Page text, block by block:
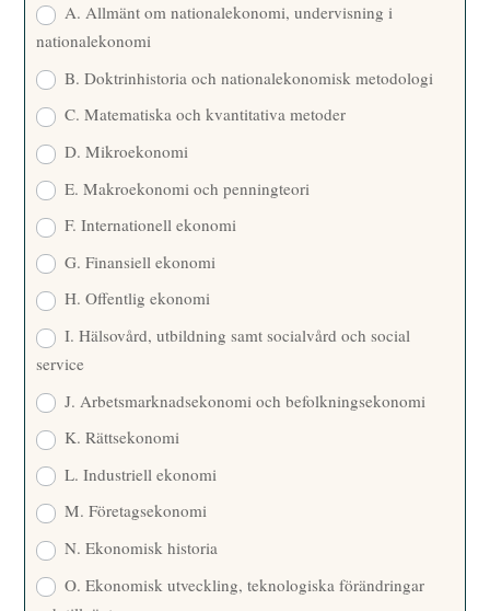
A. Allmänt om nationalekonomi, undervisning i
nationalekonomi
B. Doktrinhistoria och nationalekonomisk metodologi
C. Matematiska och kvantitativa metoder
D. Mikroekonomi
E. Makroekonomi och penningteori
F. Internationell ekonomi
G. Finansiell ekonomi
H. Offentlig ekonomi
I. Hälsovård, utbildning samt socialvård och social
service
J. Arbetsmarknadsekonomi och befolkningsekonomi
K. Rättsekonomi
L. Industriell ekonomi
M. Företagsekonomi
N. Ekonomisk historia
O. Ekonomisk utveckling, teknologiska förändringar